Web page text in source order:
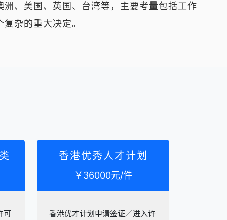
、美国、英国、台湾等，主要考量包括工作
杂的重大决定。
可
香港优秀人才计划
￥36000元/件
香港优才计划申请签证／进入许